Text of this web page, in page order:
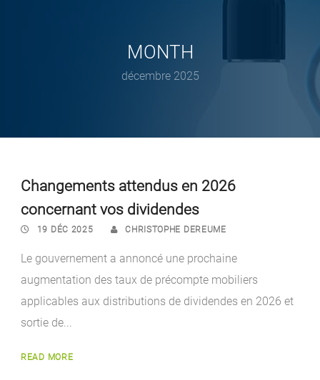
MONTH
décembre 2025
Changements attendus en 2026
concernant vos dividendes
19 DÉC 2025 CHRISTOPHE DEREUME
Le gouvernement a annoncé une prochaine
augmentation des taux de précompte mobiliers
applicables aux distributions de dividendes en 2026 et
sortie de...
READ MORE